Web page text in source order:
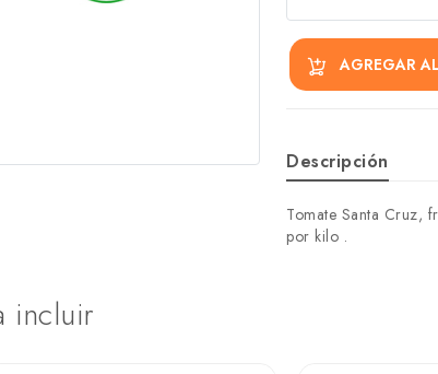
AGREGAR
Descripción
Tomate Santa Cruz,
por kilo .
incluir